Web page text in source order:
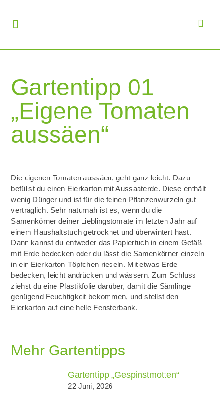
Gartentipp 01
„Eigene Tomaten
aussäen“
Die eigenen Tomaten aussäen, geht ganz leicht. Dazu
befüllst du einen Eierkarton mit Aussaaterde. Diese enthält
wenig Dünger und ist für die feinen Pflanzenwurzeln gut
verträglich. Sehr naturnah ist es, wenn du die
Samenkörner deiner Lieblingstomate im letzten Jahr auf
einem Haushaltstuch getrocknet und überwintert hast.
Dann kannst du entweder das Papiertuch in einem Gefäß
mit Erde bedecken oder du lässt die Samenkörner einzeln
in ein Eierkarton-Töpfchen rieseln. Mit etwas Erde
bedecken, leicht andrücken und wässern. Zum Schluss
ziehst du eine Plastikfolie darüber, damit die Sämlinge
genügend Feuchtigkeit bekommen, und stellst den
Eierkarton auf eine helle Fensterbank.
Mehr Gartentipps
Gartentipp „Gespinstmotten“
22 Juni, 2026